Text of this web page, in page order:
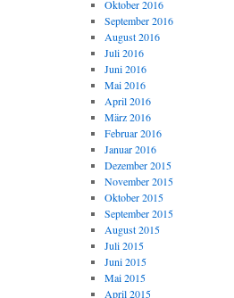
Oktober 2016
September 2016
August 2016
Juli 2016
Juni 2016
Mai 2016
April 2016
März 2016
Februar 2016
Januar 2016
Dezember 2015
November 2015
Oktober 2015
September 2015
August 2015
Juli 2015
Juni 2015
Mai 2015
April 2015